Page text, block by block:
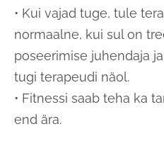
• Kui vajad tuge, tule
normaalne, kui sul on
poseerimise juhendaja
tugi terapeudi näol.
• Fitnessi saab teha ka
end ära.